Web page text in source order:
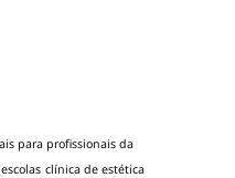
para profissionais da
clínica de estética